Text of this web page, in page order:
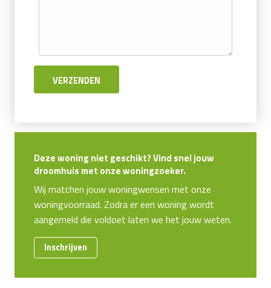
Deze woning niet geschikt? Vind snel jouw
droomhuis met onze woningzoeker.
Wij matchen jouw woningwensen met onze
woningvoorraad. Zodra er een woning wordt
aangemeld die voldoet laten we het jouw weten.
Inschrijven